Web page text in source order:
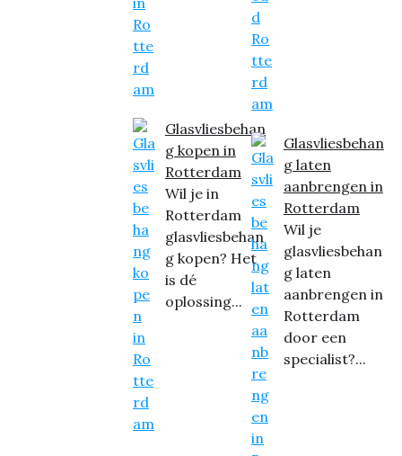
Glasvliesbehan
g kopen in
Rotterdam
Wil je in
Rotterdam
glasvliesbehan
g kopen? Het
is dé
oplossing...
Glasvliesbehan
g laten
aanbrengen in
Rotterdam
Wil je
glasvliesbehan
g laten
aanbrengen in
Rotterdam
door een
specialist?...